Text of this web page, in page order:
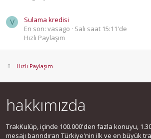
V
Sulama kredisi
En son: vasago
Salı saat 15:11'de
Hızlı Paylaşım
Hızlı Paylaşım
hakkımızda
TrakKulüp, içinde 100.000'den fazla konuyu,
mesajı barındıran Türkiye'nin ilk ve en büyük